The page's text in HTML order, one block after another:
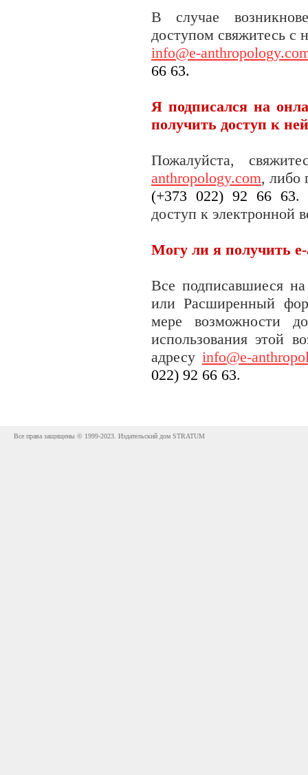
В случае
доступом свяжитесь с
info@e-
66 63.
Я подписался на
получить доступ к
Пожалуйста,
anthropology.com, либо
(+373 022) 92 66 63.
доступ к электронной
Могу ли я получить
Все подписавшиеся
или Расширенный
мере возможности
использования этой
адресу info@e-
022) 92 66 63.
Все права защищены © 1999-2023. Издательский дом STRATUM